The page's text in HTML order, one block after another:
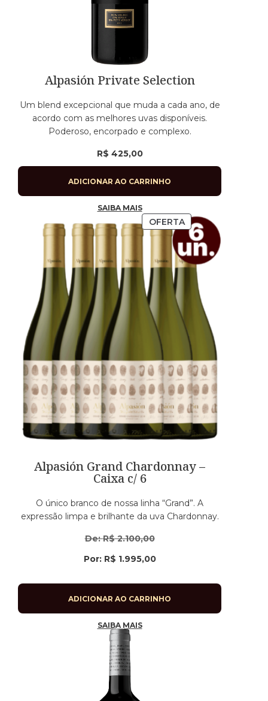
Alpasión Private Selection
Um blend excepcional que muda a cada ano, de
acordo com as melhores uvas disponíveis.
Poderoso, encorpado e complexo.
R$ 425,00
ADICIONAR AO CARRINHO
SAIBA MAIS
OFERTA
Alpasión Grand Chardonnay –
Caixa c/ 6
O único branco de nossa linha “Grand”. A
expressão limpa e brilhante da uva Chardonnay.
De:R$2.100,00
Por: R$ 1.995,00
ADICIONAR AO CARRINHO
SAIBA MAIS